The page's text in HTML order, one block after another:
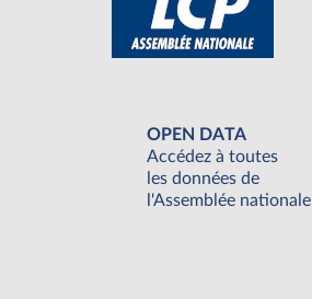
OPEN DATA
Accédez à toutes
les données de
l'Assemblée nationale